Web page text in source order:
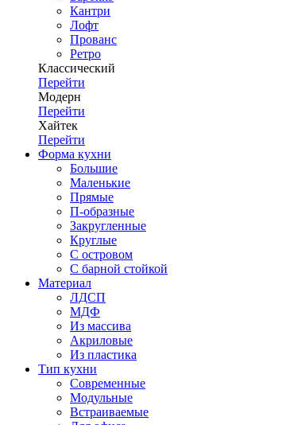
Кантри
Лофт
Прованс
Ретро
Классический
Перейти
Модерн
Перейти
Хайтек
Перейти
Форма кухни
Большие
Маленькие
Прямые
П-образные
Закругленные
Круглые
С островом
С барной стойкой
Материал
ЛДСП
МДФ
Из массива
Акриловые
Из пластика
Тип кухни
Современные
Модульные
Встраиваемые